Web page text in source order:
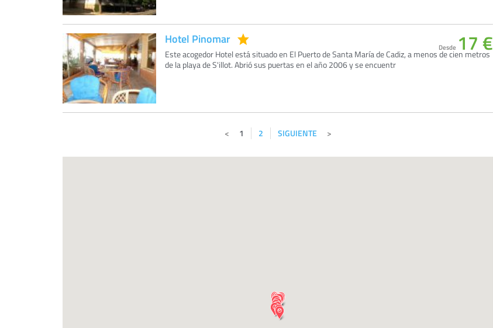
Hotel Pinomar
Este acogedor Hotel está situado en El Puerto de Santa María de Cadiz, a menos de cien metros
de la playa de S'illot. Abrió sus puertas en el año 2006 y se encuentr
Desde 17 €
1 2 SIGUIENTE